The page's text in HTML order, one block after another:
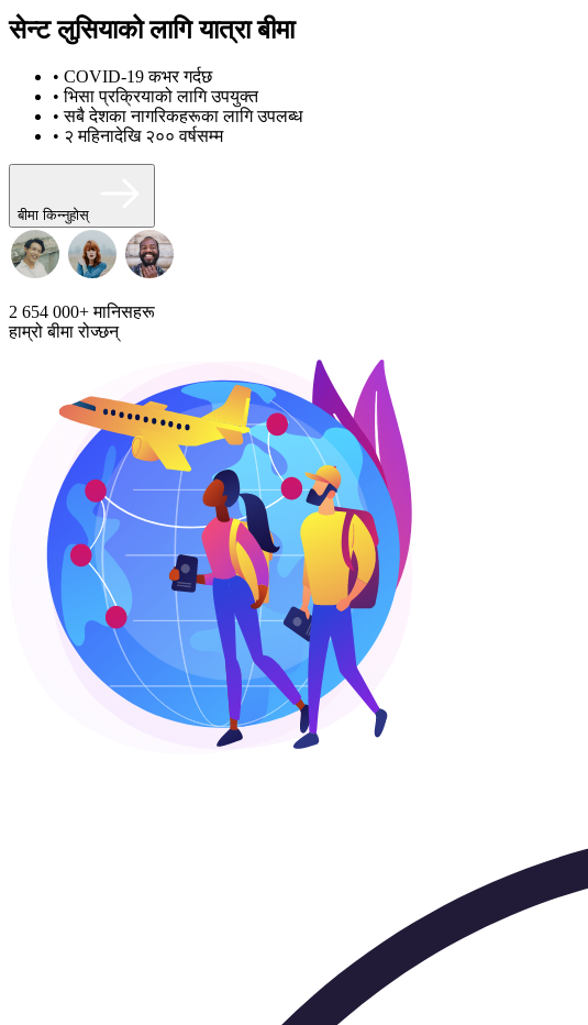
सेन्ट लुसियाको लागि यात्रा बीमा
• COVID-19 कभर गर्दछ
• भिसा प्रक्रियाको लागि उपयुक्त
• सबै देशका नागरिकहरूका लागि उपलब्ध
• २ महिनादेखि २०० वर्षसम्म
बीमा किन्नुहोस्
2 654 000+मानिसहरू
हाम्रो बीमा रोज्छन्